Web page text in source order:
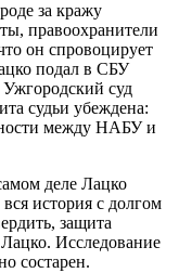
за кражу
правоохранители
он спровоцирует
подал в СБУ
Ужгородский суд
судьи убеждена:
между НАБУ и
деле Лацко
история с долгом
защита
Лацко. Исследование
состарен.